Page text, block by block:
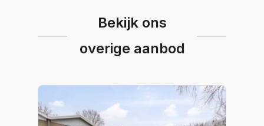
Bekijk ons
overige aanbod